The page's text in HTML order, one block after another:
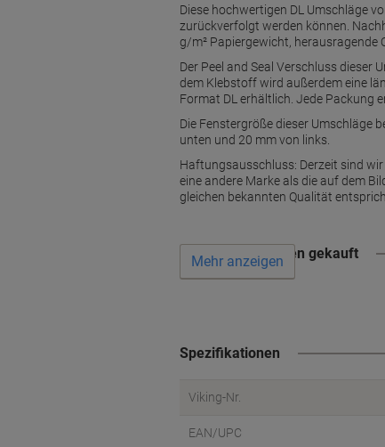
Diese hochwertigen DL Umschläge
zurückverfolgt werden können.
g/m² Papiergewicht, herausragende
Der Peel and Seal Verschluss dieser
dem Klebstoff wird außerdem eine
Format DL erhältlich. Jede Packung
Die Fenstergröße dieser Umschläge
unten und 20 mm von links.
Haftungsausschluss: Derzeit sind
eine andere Marke als die auf dem
gleichen bekannten Qualität
Wird oft zusammen gekauft
Mehr anzeigen
Spezifikationen
Viking-Nr.
EAN/UPC